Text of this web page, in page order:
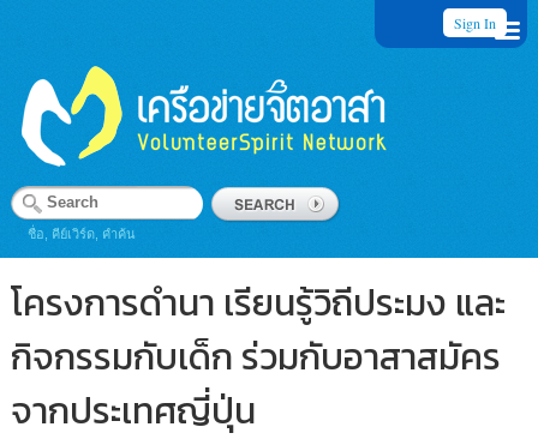
Sign In
ชื่อ, คีย์เวิร์ด, คำค้น
โครงการดำนา เรียนรู้วิถีประมง และ
กิจกรรมกับเด็ก ร่วมกับอาสาสมัคร
จากประเทศญี่ปุ่น